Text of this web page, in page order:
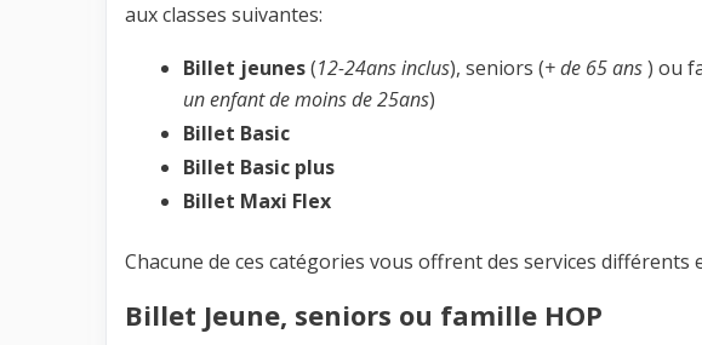
aux classes suivantes:
Billet jeunes(12-24ans inclus), seniors (+ de 65 ans) ou
un enfant de moins de 25ans)
Billet Basic
Billet Basic plus
Billet Maxi Flex
Chacune de ces catégories vous offrent des services différents
Billet Jeune, seniors ou famille HOP